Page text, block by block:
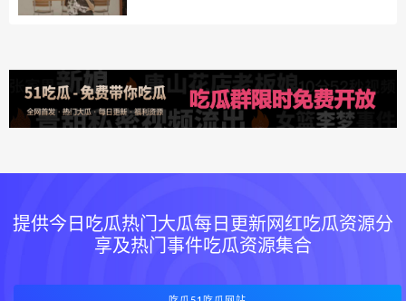
提供今日吃瓜热门大瓜每日更新网红吃瓜资源分
享及热门事件吃瓜资源集合